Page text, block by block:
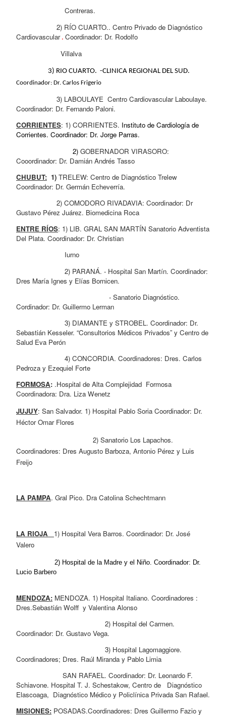
Contreras.
2) RÍO CUARTO.. Centro Privado de Diagnóstico
Cardiovascular . Coordinador: Dr. Rodolfo
Villalva
Coordinador: Dr. Carlos Frigerio
3) LABOULAYE  Centro Cardiovascular Laboulaye.
Coordinador: Dr. Fernando Paloni.
CORRIENTES: 1) CORRIENTES. Instituto de Cardiología de
Corrientes. Coordinador: Dr. Jorge Parras.
2) GOBERNADOR VIRASORO:
Cooordinador: Dr. Damián Andrés Tasso
CHUBUT: 1) TRELEW: Centro de Diagnóstico Trelew
Coordinador: Dr. Germán Echeverría.
2) COMODORO RIVADAVIA: Coordinador: Dr
Gustavo Pérez Juárez. Biomedicina Roca
ENTRE RÍOS: 1) LIB. GRAL SAN MARTÍN Sanatorio Adventista
Del Plata. Coordinador: Dr. Christian
Iurno
2) PARANÁ. - Hospital San Martín. Coordinador:
Dres María Ignes y Elías Bornicen.
- Sanatorio Diagnóstico.
Cordinador: Dr. Guillermo Lerman
3) DIAMANTE y STROBEL. Coordinador: Dr.
Sebastián Kesseler. “Consultorios Médicos Privados” y Centro de
Salud Eva Perón
4) CONCORDIA. Coordinadores: Dres. Carlos
Pedroza y Ezequiel Forte
FORMOSA: .Hospital de Alta Complejidad  Formosa
Coordinadora: Dra. Liza Wenetz
JUJUY: San Salvador. 1) Hospital Pablo Soria Coordinador: Dr.
Héctor Omar Flores
2) Sanatorio Los Lapachos.
Coordinadores: Dres Augusto Barboza, Antonio Pérez y Luis
Freijo
LA PAMPA. Gral Pico. Dra Catolina Schechtmann
LA RIOJA 1) Hospital Vera Barros. Coordinador: Dr. José
Valero
2) Hospital de la Madre y el Niño. Coordinador: Dr.
Lucio Barbero
MENDOZA: MENDOZA. 1) Hospital Italiano. Coordinadores :
Dres.Sebastián Wolff  y Valentina Alonso
2) Hospital del Carmen.
Coordinador: Dr. Gustavo Vega.
3) Hospital Lagomaggiore.
Coordinadores; Dres. Raúl Miranda y Pablo Limia
SAN RAFAEL. Coordinador: Dr. Leonardo F.
Schiavone. Hospital T. J. Schestakow, Centro de   Diagnóstico
Elascoaga,  Diagnóstico Médico y Policlínica Privada San Rafael.
MISIONES: POSADAS.Coordinadores: Dres Guillermo Fazio y